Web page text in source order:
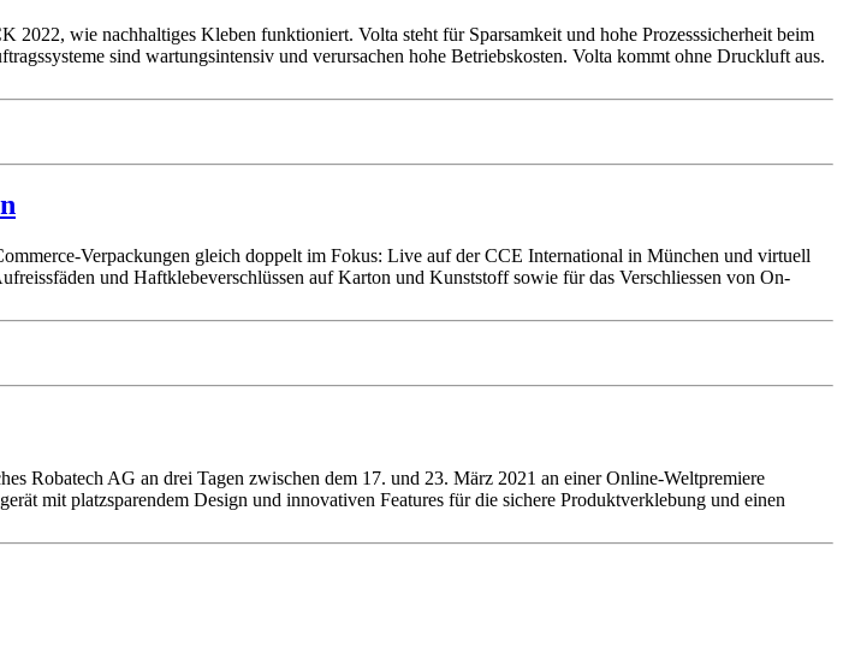
wie nachhaltiges Kleben funktioniert. Volta steht für Sparsamkeit und hohe Prozesssicherheit beim
sind wartungsintensiv und verursachen hohe Betriebskosten. Volta kommt ohne Druckluft aus.
Verpackungen gleich doppelt im Fokus: Live auf der CCE International in München und virtuell
und Haftklebeverschlüssen auf Karton und Kunststoff sowie für das Verschliessen von On-
Robatech AG an drei Tagen zwischen dem 17. und 23. März 2021 an einer Online-Weltpremiere
mit platzsparendem Design und innovativen Features für die sichere Produktverklebung und einen